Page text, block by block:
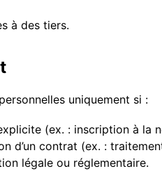
à des tiers.
uniquement si :
(ex. : inscription à la
d’un contrat (ex. :
légale ou réglementaire.